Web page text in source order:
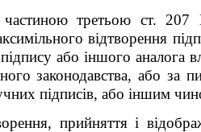
третьою ст. 207
відтворення
або іншого аналога
законодавства, або за
підписів, або іншим
прийняття і